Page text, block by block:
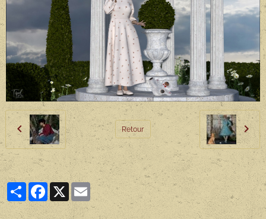
Retour
PartagerFacebook Email